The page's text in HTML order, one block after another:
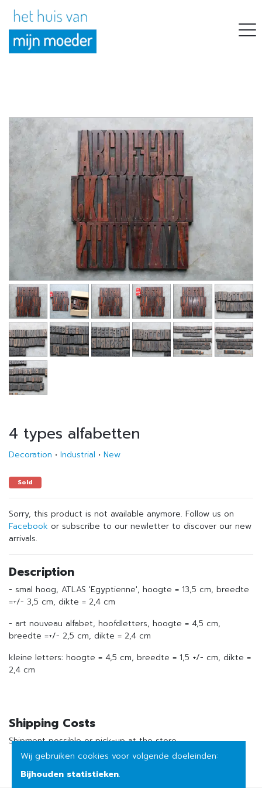
4 types alfabetten
Decoration • Industrial • New
Sold
Sorry, this product is not available anymore. Follow us on
Facebook or subscribe to our newletter to discover our new
arrivals.
Description
- smal hoog, ATLAS 'Egyptienne', hoogte = 13,5 cm, breedte
=+/- 3,5 cm, dikte = 2,4 cm
- art nouveau alfabet, hoofdletters, hoogte = 4,5 cm,
breedte =+/- 2,5 cm, dikte = 2,4 cm
kleine letters: hoogte = 4,5 cm, breedte = 1,5 +/- cm, dikte =
2,4 cm
Shipping Costs
Shipment possible or pick-up at the store
Wij gebruiken cookies voor volgende doeleinden:
Bijhouden statistieken.